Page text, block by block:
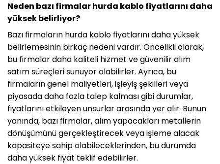
Neden bazı firmalar hurda kablo fiyatlarını daha
yüksek belirliyor?
Bazı firmaların hurda kablo fiyatlarını daha yüksek
belirlemesinin birkaç nedeni vardır. Öncelikli olarak,
bu firmalar daha kaliteli hizmet ve güvenilir alım
satım süreçleri sunuyor olabilirler. Ayrıca, bu
firmaların genel maliyetleri, işleyiş şekilleri veya
piyasada daha fazla talep kalması gibi durumlar,
fiyatlarını etkileyen unsurlar arasında yer alır. Bunun
yanında, bazı firmalar, alım yapacakları metallerin
dönüşümünü gerçekleştirecek veya işleme alacak
kapasiteye sahip olabileceklerinden, bu durumda
daha yüksek fiyat teklif edebilirler.